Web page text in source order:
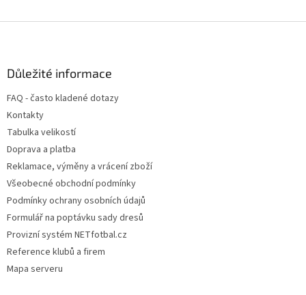
Důležité informace
FAQ - často kladené dotazy
Kontakty
Tabulka velikostí
Doprava a platba
Reklamace, výměny a vrácení zboží
Všeobecné obchodní podmínky
Podmínky ochrany osobních údajů
Formulář na poptávku sady dresů
Provizní systém NETfotbal.cz
Reference klubů a firem
Mapa serveru